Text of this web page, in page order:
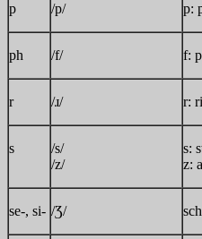
p /p/ p:
ph /f/ f:
r /ɹ/ r:
s
/s/
/z/
s:
z:
se-, si- /Ʒ/